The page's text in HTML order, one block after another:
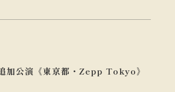
公演《東京都・Zepp Tokyo》